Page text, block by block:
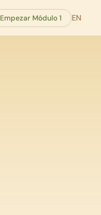
Empezar Módulo 1 EN